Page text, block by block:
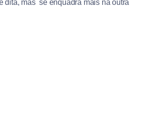
dita, mas se enquadra mais na outra